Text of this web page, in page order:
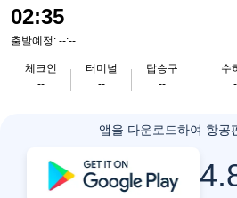
02:35
출발예정: --:--
체크인
--
터미널
--
탑승구
--
수
앱을 다운로드하여 항공